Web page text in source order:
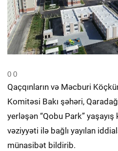
0 0
Qaçqınların və Məcburi
Komitəsi Bakı şəhəri,
yerləşən “Qobu Park”
vəziyyəti ilə bağlı yayılan
münasibət bildirib.